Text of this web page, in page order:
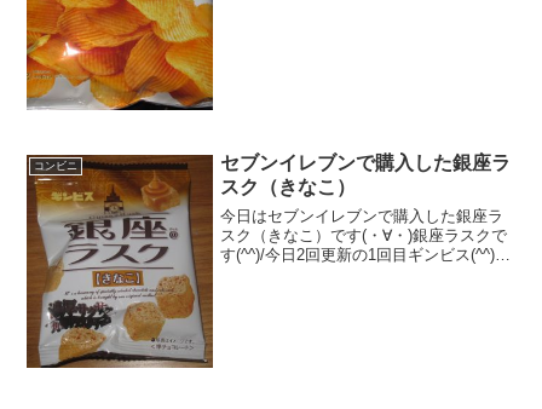
コンビニ
セブンイレブンで購入した銀座ラ
スク（きなこ）
今日はセブンイレブンで購入した銀座ラ
スク（きなこ）です(・∀・)銀座ラスクで
す(^^)/今日2回更新の1回目ギンビス(^^)/